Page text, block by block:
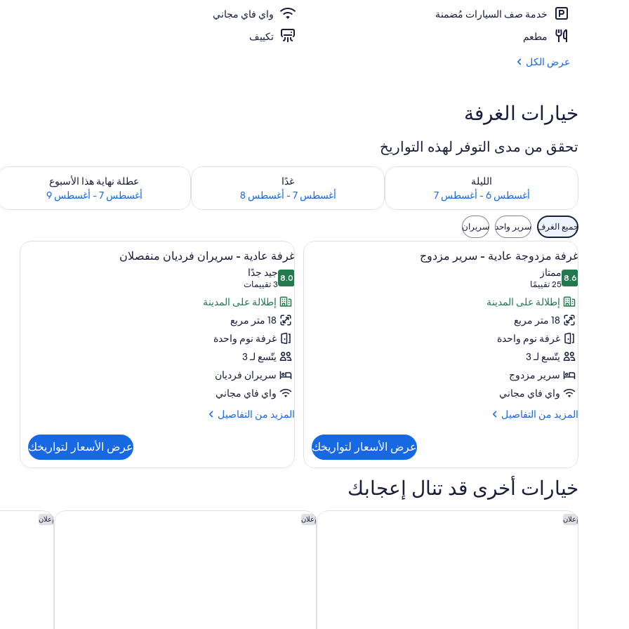
خدمة صف السيارات مُضمنة
واي فاي مجاني
مطعم
تكييف
عرض الكل
خيارات الغرفة
تحقق من مدى التوفر لهذه التواريخ
الليلة
أغسطس 6 - أغسطس 7
تحقق من مدى التوفر لليلة للفترة أغسطس 6 - أغسطس 7
غدًا
أغسطس 7 - أغسطس 8
تحقق من مدى التوفر لغد للفترة أغسطس 7 - أغسطس 8
عطلة نهاية هذا الأسبوع
أغسطس 7 - أغسطس 9
تحقق من مدى التوفر لعطلة نهاية هذا الأسبوع
عوامل
التصفية
المتاحة
للغرف
جميع الغرف سرير واحد سريران
استعراض
جميع
صور
غرفة
مزدوجة
عادية
-
سرير
مزدوج
19
غرفة مزدوجة عادية - سرير مزدوج
8.68.6 من 10
ممتاز
25 تقييمًا
(25
تقييمًا)
إطلالة على المدينة
18 متر مربع
غرفة نوم واحدة
يتّسع لـ 3
سرير مزدوج
واي فاي مجاني
المزيد من التفاصيل
المزيد
غرفة
مزدوجة
عادية
سرير
مزدوج
عرض الأسعار لتواريخك
استعراض
جميع
صور
غرفة
عادية
-
سريران
فرديان
منفصلان
12
غرفة عادية - سريران فرديان منفصلان
8.08.0 من 10
جيد جدًا
3 تقييمات(3
تقييمات)
إطلالة على المدينة
18 متر مربع
غرفة نوم واحدة
يتّسع لـ 3
سريران فرديان
واي فاي مجاني
المزيد من التفاصيل
المزيد
غرفة
فرديان
عرض الأسعار لتواريخك
خيارات أخرى قد تنال إعجابك
إعلان
فندق غاليريا جدة - مجموعة فنادق كيوريو من هيلتون إعلان
فندق إنتركونتيننتال جدة أحد الفنادق من مجموعة فنادق إنتركونتيننتال
إعلان
ذا جدة إديشن